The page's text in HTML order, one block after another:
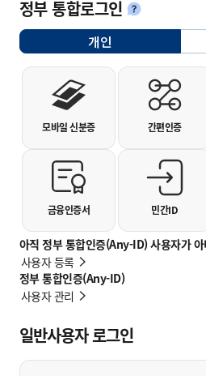
정부 통합로그인안내
아직 정부 통합인증(Any-ID) 사용자가
사용자 등록
정부 통합인증(Any-ID)
사용자 관리
개인선택됨
개인사용자 로그인
모바일 신분증 간편인증
금융인증서 민간ID
일반사용자 로그인